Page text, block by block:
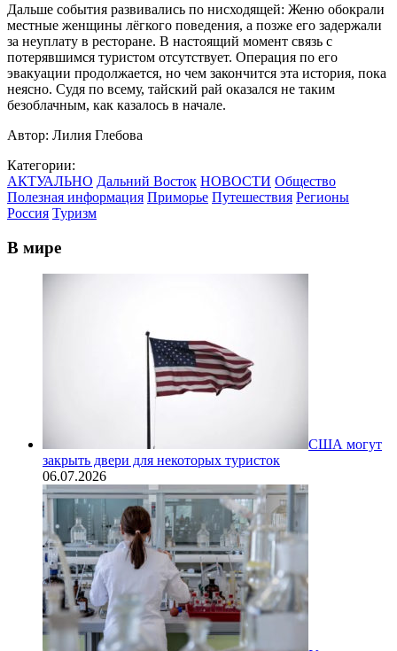
Дальше события развивались по нисходящей: Женю обокрали
местные женщины лёгкого поведения, а позже его задержали
за неуплату в ресторане. В настоящий момент связь с
потерявшимся туристом отсутствует. Операция по его
эвакуации продолжается, но чем закончится эта история, пока
неясно. Судя по всему, тайский рай оказался не таким
безоблачным, как казалось в начале.
Автор: Лилия Глебова
Категории:
АКТУАЛЬНО Дальний Восток НОВОСТИ Общество
Полезная информация Приморье Путешествия Регионы
Россия Туризм
В мире
США могут
закрыть двери для некоторых туристок
06.07.2026